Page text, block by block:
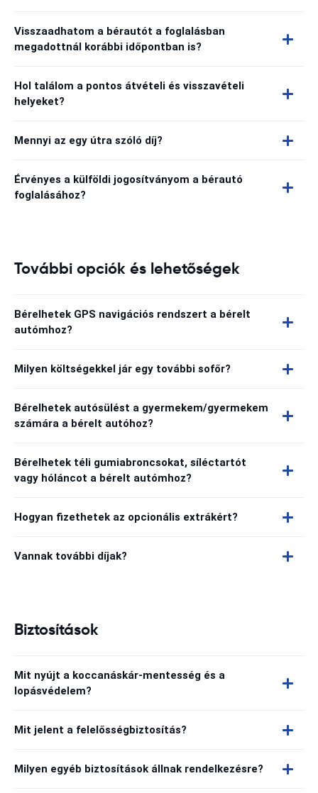
Visszaadhatom a bérautót a foglalásban
megadottnál korábbi időpontban is?
Hol találom a pontos átvételi és visszavételi
helyeket?
Mennyi az egy útra szóló díj?
Érvényes a külföldi jogosítványom a bérautó
foglalásához?
További opciók és lehetőségek
Bérelhetek GPS navigációs rendszert a bérelt
autómhoz?
Milyen költségekkel jár egy további sofőr?
Bérelhetek autósülést a gyermekem/gyermekem
számára a bérelt autóhoz?
Bérelhetek téli gumiabroncsokat, síléctartót
vagy hóláncot a bérelt autómhoz?
Hogyan fizethetek az opcionális extrákért?
Vannak további díjak?
Biztosítások
Mit nyújt a koccanáskár-mentesség és a
lopásvédelem?
Mit jelent a felelősségbiztosítás?
Milyen egyéb biztosítások állnak rendelkezésre?